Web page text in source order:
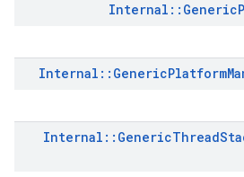
Internal :: Generic
Internal :: GenericPlatform
Internal :: GenericThread